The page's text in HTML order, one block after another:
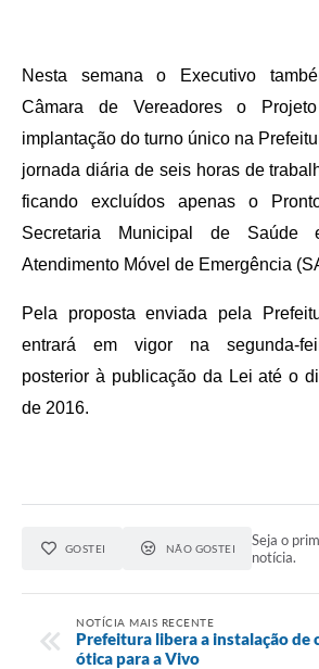
Nesta semana o Executivo
Câmara de Vereadores o
implantação do turno único na
jornada diária de seis horas de
ficando excluídos apenas o
Secretaria Municipal de
Atendimento Móvel de Emergência
Pela proposta enviada pela
entrará em vigor na segunda-
posterior à publicação da Lei até o
de 2016.
GOSTEI NÃO GOSTEI
Seja o
notícia.
NOTÍCIA MAIS RECENTE
Prefeitura libera a instalação de
ótica para a Vivo